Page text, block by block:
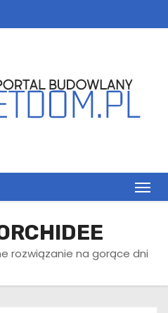
rozwiązanie na gorące dni